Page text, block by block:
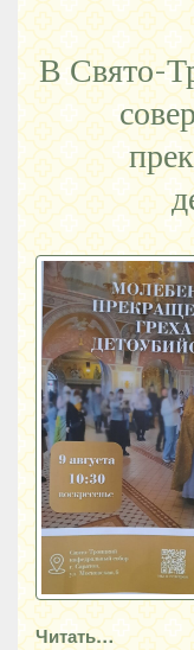
В Свято-
Читать…